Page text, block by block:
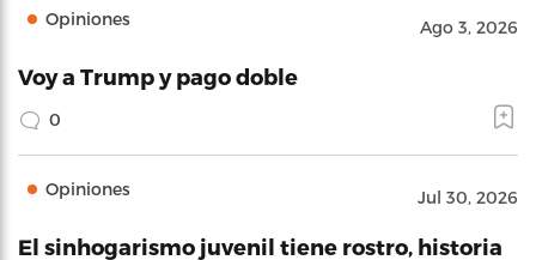
Opiniones Ago 3, 2026
Voy a Trump y pago doble
0
Opiniones Jul 30, 2026
El sinhogarismo juvenil tiene rostro, historia